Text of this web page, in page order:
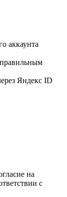
аккаунта
Яндекс ID
на
с